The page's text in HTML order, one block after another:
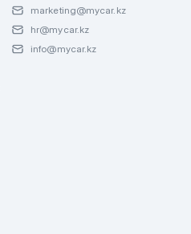
marketing@mycar.kz
hr@mycar.kz
info@mycar.kz